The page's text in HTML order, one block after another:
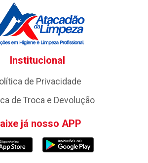
Institucional
de Privacidade
de Troca e Devolução
já nosso APP